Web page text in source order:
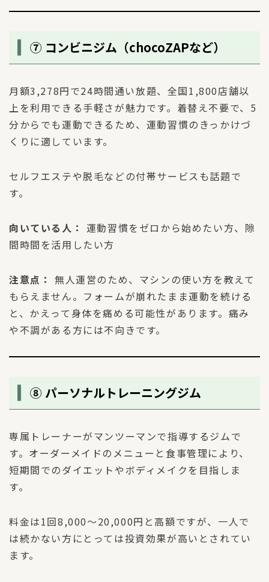
⑦ コンビニジム（chocoZAPなど）
月額3,278円で24時間通い放題、全国1,800店舗以
上を利用できる手軽さが魅力です。着替え不要で、5
分からでも運動できるため、運動習慣のきっかけづ
くりに適しています。
セルフエステや脱毛などの付帯サービスも話題で
す。
向いている人： 運動習慣をゼロから始めたい方、隙
間時間を活用したい方
注意点： 無人運営のため、マシンの使い方を教えて
もらえません。フォームが崩れたまま運動を続ける
と、かえって身体を痛める可能性があります。痛み
や不調がある方には不向きです。
⑧ パーソナルトレーニングジム
専属トレーナーがマンツーマンで指導するジムで
す。オーダーメイドのメニューと食事管理により、
短期間でのダイエットやボディメイクを目指しま
す。
料金は1回8,000〜20,000円と高額ですが、一人で
は続かない方にとっては投資効果が高いとされてい
ます。